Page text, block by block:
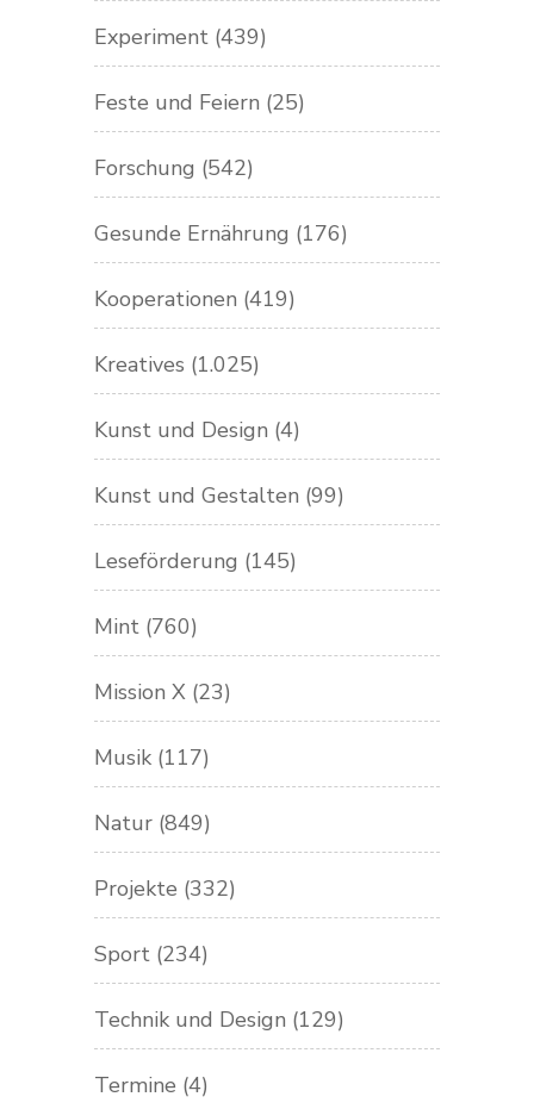
Experiment (439)
Feste und Feiern (25)
Forschung (542)
Gesunde Ernährung (176)
Kooperationen (419)
Kreatives (1.025)
Kunst und Design (4)
Kunst und Gestalten (99)
Leseförderung (145)
Mint (760)
Mission X (23)
Musik (117)
Natur (849)
Projekte (332)
Sport (234)
Technik und Design (129)
Termine (4)